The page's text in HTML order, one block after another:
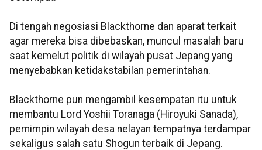
Di tengah negosiasi Blackthorne dan aparat terkait
agar mereka bisa dibebaskan, muncul masalah baru
saat kemelut politik di wilayah pusat Jepang yang
menyebabkan ketidakstabilan pemerintahan.
Blackthorne pun mengambil kesempatan itu untuk
membantu Lord Yoshii Toranaga (Hiroyuki Sanada),
pemimpin wilayah desa nelayan tempatnya terdampar
sekaligus salah satu Shogun terbaik di Jepang.